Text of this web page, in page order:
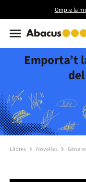
Omple la
Emporta’t
Llibres Novel·les